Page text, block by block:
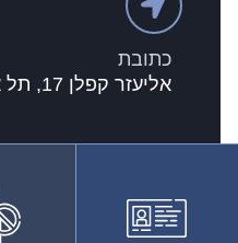
כתובת
אליעזר קפלן 17, תל אביב יפו